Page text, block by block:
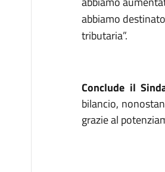
abbiamo
tributaria”.
Conclude il
bilancio,
grazie al